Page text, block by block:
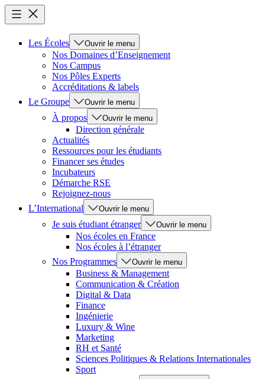
Les Écoles Ouvrir le menu
Nos Domaines d’Enseignement
Nos Campus
Nos Pôles Experts
Accréditations & labels
Le Groupe
Ouvrir le menu
À propos Ouvrir le menu
Direction générale
Actualités
Ressources pour les étudiants
Financer ses études
Incubateurs
Démarche RSE
Rejoignez-nous
L’International
Ouvrir le menu
Je suis étudiant étranger Ouvrir le menu
Nos écoles en France
Nos écoles à l’étranger
Nos Programmes
Ouvrir le menu
Business & Management
Communication & Création
Digital & Data
Finance
Ingénierie
Luxury & Wine
Marketing
RH et Santé
Sciences Politiques & Relations Internationales
Sport